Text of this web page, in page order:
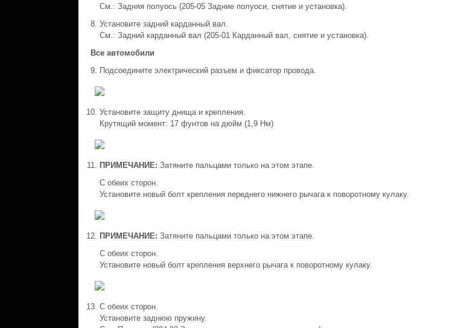
См.: Задняя полуось (205-05 Задние полуоси, снятие и установка).
Установите задний карданный вал.
См.: Задний карданный вал (205-01 Карданный вал, снятие и установка).
Все автомобили
Подсоедините электрический разъем и фиксатор провода.
Установите защиту днища и крепления.
Крутящий момент: 17 фунтов на дюйм (1,9 Нм)
ПРИМЕЧАНИЕ: Затяните пальцами только на этом этапе.
С обеих сторон.
Установите новый болт крепления переднего нижнего рычага к поворотному кулаку.
ПРИМЕЧАНИЕ: Затяните пальцами только на этом этапе.
С обеих сторон.
Установите новый болт крепления верхнего рычага к поворотному кулаку.
С обеих сторон.
Установите заднюю пружину.